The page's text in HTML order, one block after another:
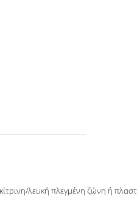
λευκή πλεγμένη ζώνη ή